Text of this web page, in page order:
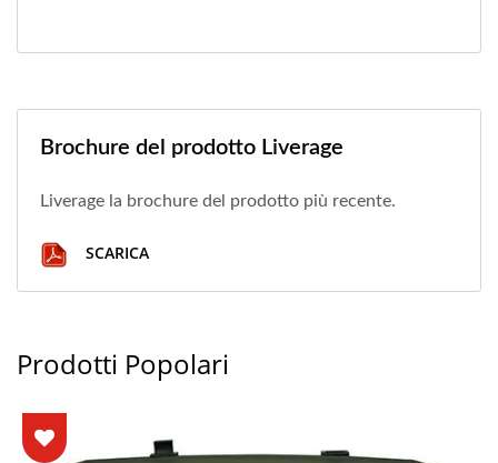
Brochure del prodotto Liverage
Liverage la brochure del prodotto più recente.
SCARICA
Prodotti Popolari